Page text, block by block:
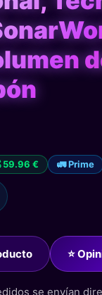
59.96 € 🚛 Prime
⭐
se envían